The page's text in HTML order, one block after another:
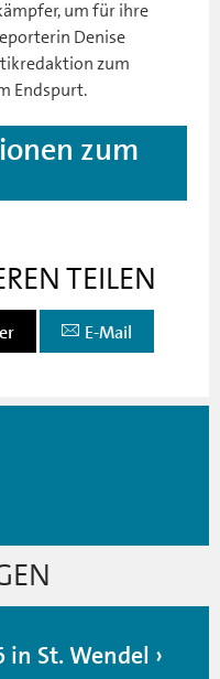
um für ihre
Denise
zum
Endspurt.
zum
TEILEN
E-Mail
in St. Wendel